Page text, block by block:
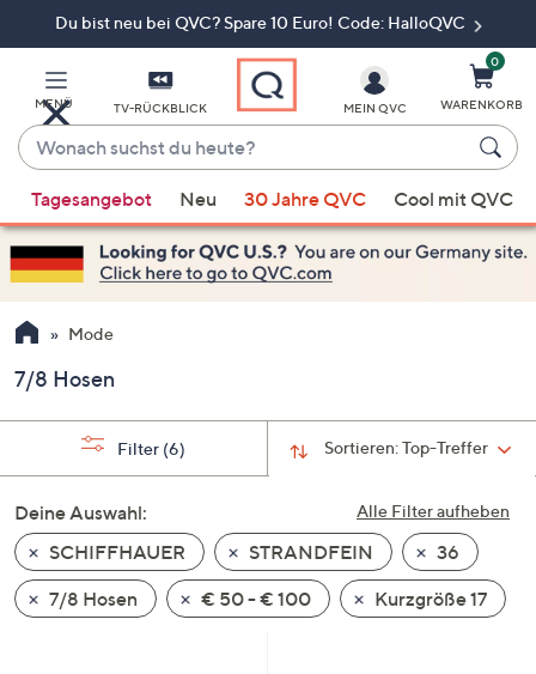
Du bist neu bei QVC? Spare 10 Euro! Code: HalloQVC
MENÜ TV-RÜCKBLICK
Wonach
suchst
du
heute?
Vorschläge
verfügbar
sind,
verwenden
Sie
Pfeiltasten
nach
und
nach
unten
oder
wischen
Sie
MEIN QVC
0
WARENKORB
Tagesangebot Neu 30 Jahre QVC Cool mit QVC
Mode
7/8 Hosen
Sortieren:Top-Treffer
Filter (6)
Alle Filter aufheben
Deine Auswahl:
SCHIFFHAUER
STRANDFEIN
36
7/8 Hosen
€ 50 - € 100 Kurzgröße 17